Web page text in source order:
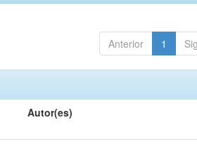
Anterior 1
Autor(es)